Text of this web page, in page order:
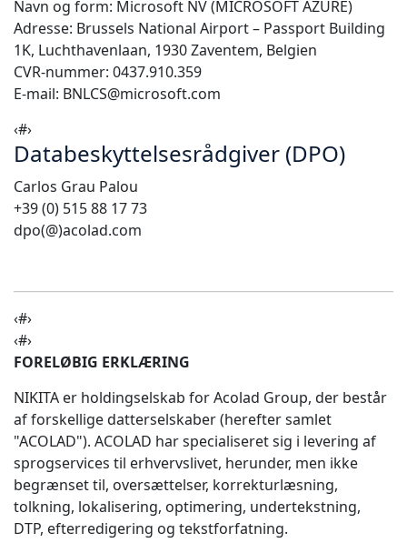
Fremstillingsindustrien
Finans
Juridisk
Forsvar & Sikkerhed
Navn og form: Microsoft NV (MICROSOFT AZURE)
Adresse: Brussels National Airport – Passport Building
1K, Luchthavenlaan, 1930 Zaventem, Belgien
CVR-nummer: 0437.910.359
E-mail: BNLCS@microsoft.com
‹#›
Databeskyttelsesrådgiver (DPO)
Carlos Grau Palou
+39 (0) 515 88 17 73
dpo(@)acolad.com
‹#›
‹#›
FORELØBIG ERKLÆRING
NIKITA er holdingselskab for Acolad Group, der består
af forskellige datterselskaber (herefter samlet
"ACOLAD"). ACOLAD har specialiseret sig i levering af
sprogservices til erhvervslivet, herunder, men ikke
begrænset til, oversættelser, korrekturlæsning,
tolkning, lokalisering, optimering, undertekstning,
DTP, efterredigering og tekstforfatning.